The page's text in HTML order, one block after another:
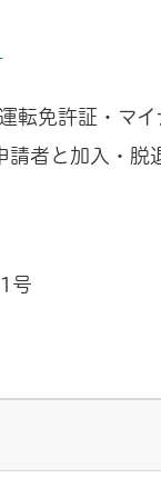
転免許証・マ
請者と加入・
号